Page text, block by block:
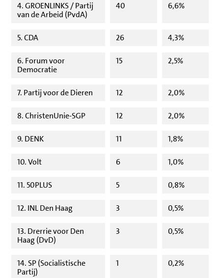
4. GROENLINKS / Partij
van de Arbeid (PvdA)
40 6,6%
5. CDA 26 4,3%
6. Forum voor
Democratie
15 2,5%
7. Partij voor de Dieren 12 2,0%
8. ChristenUnie-SGP 12 2,0%
9. DENK 11 1,8%
10. Volt 6 1,0%
11. 50PLUS 5 0,8%
12. INL Den Haag 3 0,5%
13. Drerrie voor Den
Haag (DvD)
3 0,5%
14. SP (Socialistische
Partij)
1 0,2%